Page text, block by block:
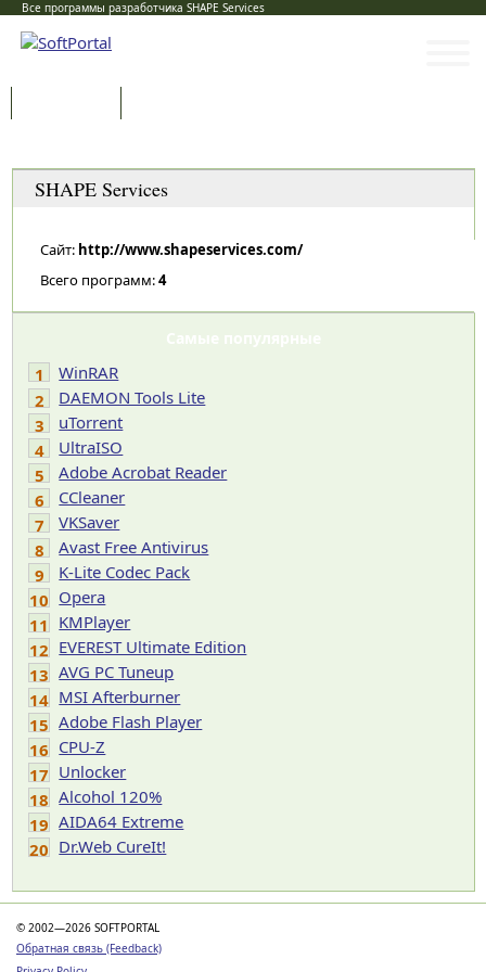
Все программы разработчика SHAPE Services
SHAPE Services
Сайт: http://www.shapeservices.com/
Всего программ:4
Самые популярные
1
WinRAR
2
DAEMON Tools Lite
3
uTorrent
4
UltraISO
5
Adobe Acrobat Reader
6
CCleaner
7
VKSaver
8
Avast Free Antivirus
9
K-Lite Codec Pack
10 Opera
11 KMPlayer
12 EVEREST Ultimate Edition
13 AVG PC Tuneup
14 MSI Afterburner
15 Adobe Flash Player
16 CPU-Z
17 Unlocker
18 Alcohol 120%
19 AIDA64 Extreme
20 Dr.Web CureIt!
© 2002—2026 SOFTPORTAL
Обратная связь (Feedback)